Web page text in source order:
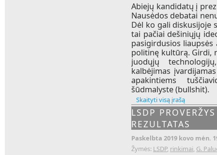
Abiejų kandidatų į
Nausėdos debatai
Dėl ko gali diskusijoje
tai pačiai dešiniųjų
pasigirdusios
politinę kultūrą. Girdi,
juodųjų
kalbėjimas
apakintiems
šūdmalyste (bullshit).
Skaityti visą įrašą
LSDP
REZULTATAS
Paskelbta 2019 kovo mėn.
Žymės: LSDP, rinkimai, G.